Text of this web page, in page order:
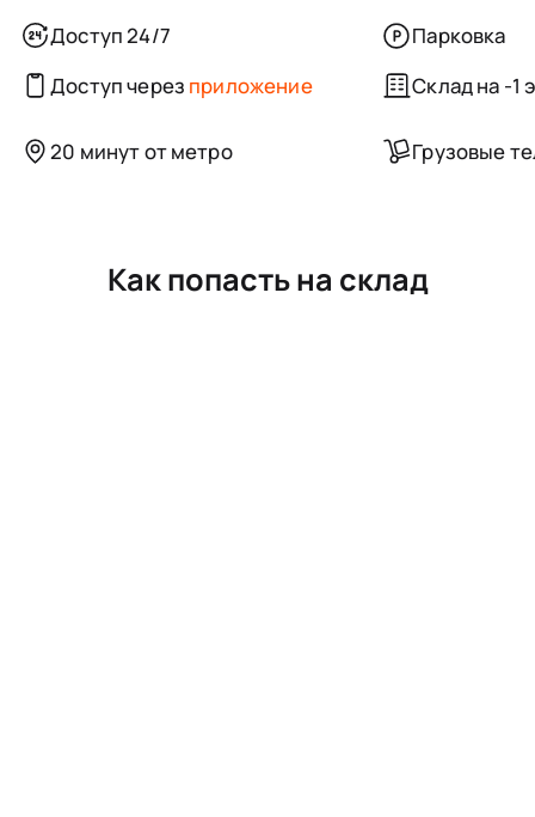
Доступ 24/7
Парковка
Доступ через приложение Склад на -1
20 минут от метро Грузовые
Как попасть на склад